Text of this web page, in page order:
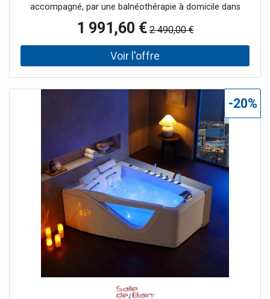
accompagné, par une balnéothérapie à domicile dans
cette petite baignoire faible encombrement qui à tout
d'une grande. Son faible encombrement vous permet de
profiter des bienfaits de la thalassothérapie dans une
petite salle de bain, ses multiples jets au nombre de 48
USB personnalisent votre bain par une musique de votre
choix... Le + : La baignoire balnéo 170x80 avec jets Islande
est livrée avec 3 tabliers afin de vous permettre de
l'installer à votre guise au milieu d'un mur, dans un angle
gauche ou dans un angle droit.
1 991,60 € 2 490,00 €
-20%